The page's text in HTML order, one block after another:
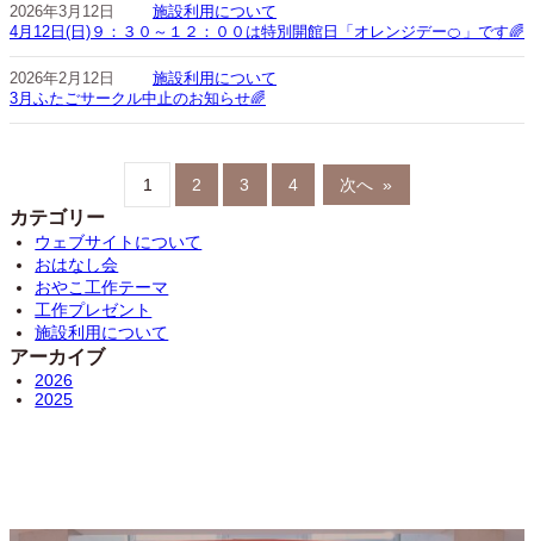
2026年3月12日
施設利用について
4月12日(日)９：３０～１２：００は特別開館日「オレンジデー🍊」です🌈
2026年2月12日
施設利用について
3月ふたごサークル中止のお知らせ🌈
1 2 3 4 次へ »
カテゴリー
ウェブサイトについて
おはなし会
おやこ工作テーマ
工作プレゼント
施設利用について
アーカイブ
2026
2025